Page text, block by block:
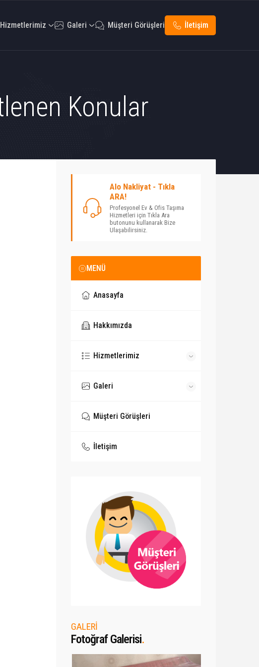
Hizmetlerimiz Galeri Müşteri Görüşleri İletişim
Konular
Alo Nakliyat - Tıkla
ARA!
Profesyonel Ev & Ofis Taşıma
Hizmetleri için Tıkla Ara
butonunu kullanarak Bize
Ulaşabilirsiniz.
MENÜ
Anasayfa
Hakkımızda
Hizmetlerimiz
Galeri
Müşteri Görüşleri
İletişim
GALERİ
Fotoğraf Galerisi.